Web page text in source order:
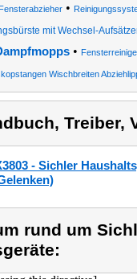
•
mit Wechsel-
•
Wischbreiten
Treiber,
- Sichler
rund um